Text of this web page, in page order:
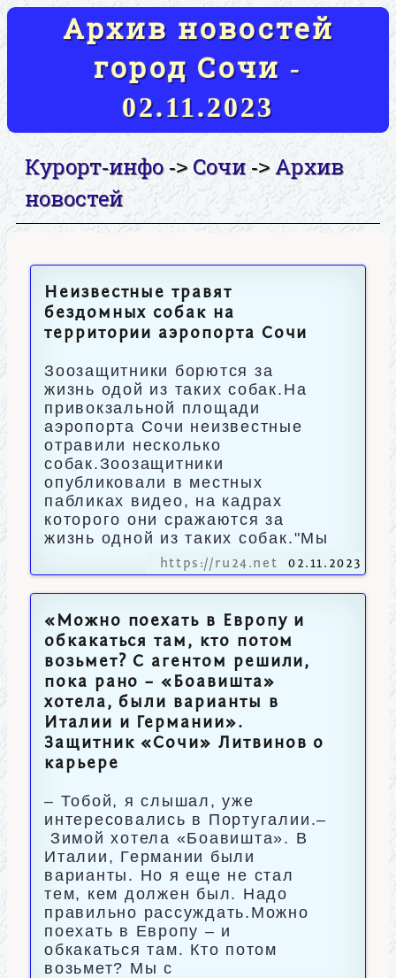
Архив новостей
город Сочи -
02.11.2023
Курорт-инфо-> Сочи->Архив
новостей
Неизвестные травят
бездомных собак на
территории аэропорта Сочи
Зоозащитники борются за
жизнь одой из таких собак.На
привокзальной площади
аэропорта Сочи неизвестные
отравили несколько
собак.Зоозащитники
опубликовали в местных
пабликах видео, на кадрах
которого они сражаются за
жизнь одной из таких собак."Мы
https://ru24.net 02.11.2023
«Можно поехать в Европу и
обкакаться там, кто потом
возьмет? С агентом решили,
пока рано – «Боавишта»
хотела, были варианты в
Италии и Германии».
Защитник «Сочи» Литвинов о
карьере
– Тобой, я слышал, уже
интересовались в Португалии.–
Зимой хотела «Боавишта». В
Италии, Германии были
варианты. Но я еще не стал
тем, кем должен был. Надо
правильно рассуждать.Можно
поехать в Европу – и
обкакаться там. Кто потом
возьмет? Мы с